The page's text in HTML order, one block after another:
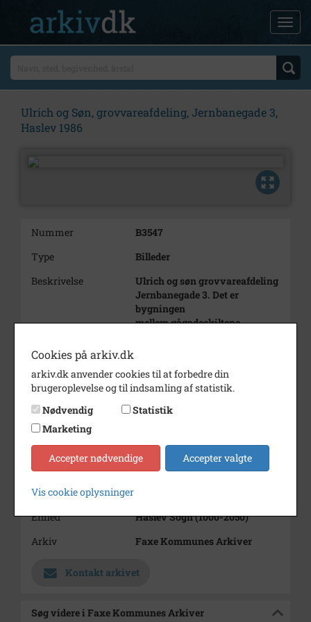
Ulrich og Søn, grovvareafdeling, Jernbanegade 3,
Haslev 1986
Nummer
B3547
Type
Billeder
Beskrivelse
Ulrich og søn grovvareafdeling
Jernbanegade 3. Det er
bygningen
mellem gågadeskiltene.
Årstal
Dateringsnote
efterår 1986
Fotograf
Lærer Greve
Materiale
farve positiv
Se på kort
Type
Enhed
Haslev Sogn (1000-2050)
Arkiv
Faxe Kommunes Arkiver
Kontakt arkivet
Søg videre i Faxe Kommunes Arkiver
Cookies på arkiv.dk
arkiv.dk anvender cookies til at forbedre din
brugeroplevelse og til indsamling af statistik.
Nødvendig
Statistik
Marketing
Accepter nødvendige Accepter valgte
Vis cookie oplysninger